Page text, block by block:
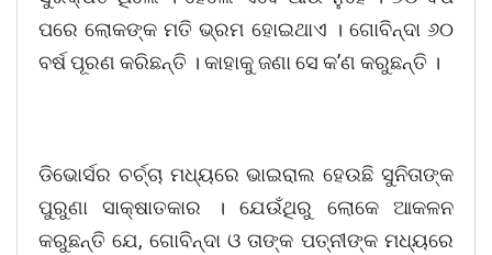
ପରେ ଲୋକଙ୍କ ମତି ଭ୍ରମ ହୋଇଥାଏ । ଗୋବିନ୍ଦା ୬୦
ବର୍ଷ ପୂରଣ କରିଛନ୍ତି । କାହାକୁ ଜଣା ସେ କ’ଣ କରୁଛନ୍ତି ।
ଡିଭୋର୍ସର ଚର୍ଚ୍ଚା ମଧ୍ୟରେ ଭାଇରାଲ ହେଉଛି ସୁନିତାଙ୍କ
ପୁରୁଣା ସାକ୍ଷାତକାର । ଯେଉଁଥିରୁ ଲୋକେ ଆକଳନ
କରୁଛନ୍ତି ଯେ, ଗୋବିନ୍ଦା ଓ ତାଙ୍କ ପତ୍ନୀଙ୍କ ମଧ୍ୟରେ